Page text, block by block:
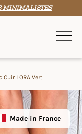
MINIMALISTES
Cuir LORA Vert
Made in France